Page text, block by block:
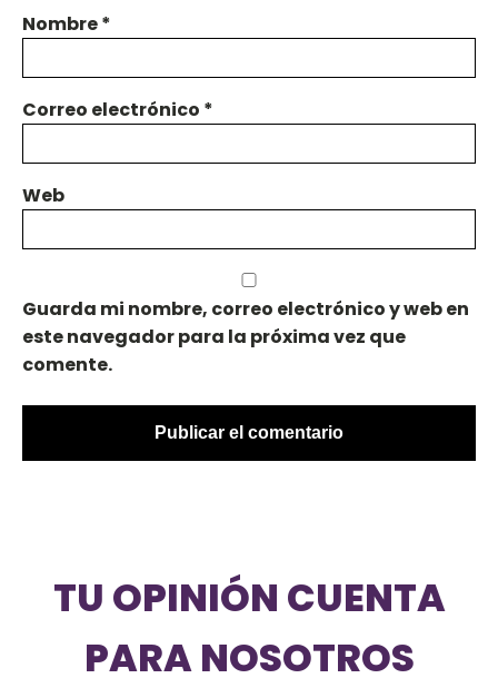
Nombre*
Correo electrónico *
Web
Guarda mi nombre, correo electrónico y web en
este navegador para la próxima vez que
comente.
TU OPINIÓN CUENTA
PARA NOSOTROS